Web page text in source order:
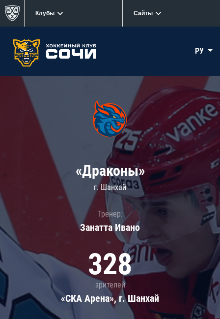
Клубы Сайты
РУ
«Драконы»
г. Шанхай
Тренер:
Занатта Иванo
328
зрителей
«СКА Арена», г. Шанхай